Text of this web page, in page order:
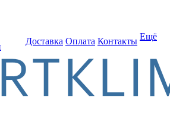
Доставка Оплата Контакты Ещё